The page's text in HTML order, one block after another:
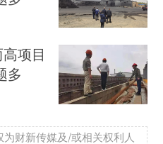
项目
多
财新传媒及/或相关权利人